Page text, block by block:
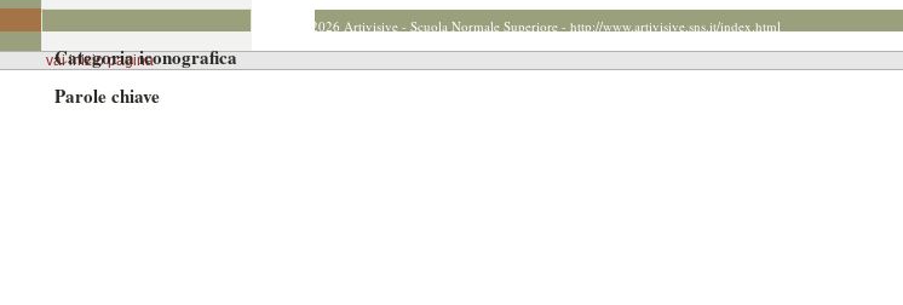
Riferimento storico
Categoria iconografica
Parole chiave
© 2012 - 2026 Artivisive - Scuola Normale Superiore - http://www.artivisive.sns.it/index.html
vai inizio pagina